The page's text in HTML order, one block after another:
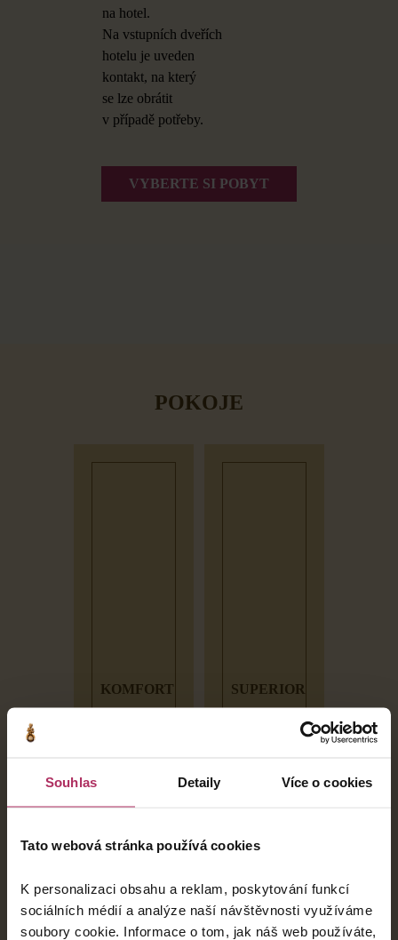
Souhlas Detaily Více o cookies
Tato webová stránka používá cookies
K personalizaci obsahu a reklam, poskytování funkcí
sociálních médií a analýze naší návštěvnosti využíváme
soubory cookie. Informace o tom, jak náš web používáte,
na hotel.
Na vstupních dveřích
hotelu je uveden
kontakt, na který
se lze obrátit
v případě potřeby.
VYBERTE SI POBYT
POKOJE
KOMFORT SUPERIOR